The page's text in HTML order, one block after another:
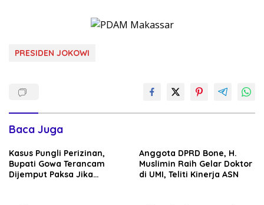
PRESIDEN JOKOWI
Baca Juga
Kasus Pungli Perizinan,
Bupati Gowa Terancam
Dijemput Paksa Jika
Anggota DPRD Bone, H.
Muslimin Raih Gelar Doktor
di UMI, Teliti Kinerja ASN